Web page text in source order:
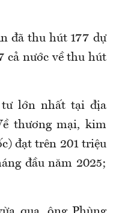
đã thu hút 177 dự
cả nước về thu hút
tư lớn nhất tại địa
thương mại, kim
đạt trên 201 triệu
đầu năm 2025;